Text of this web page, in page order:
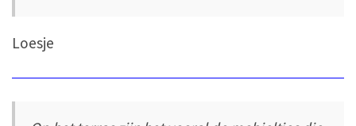
Loesje